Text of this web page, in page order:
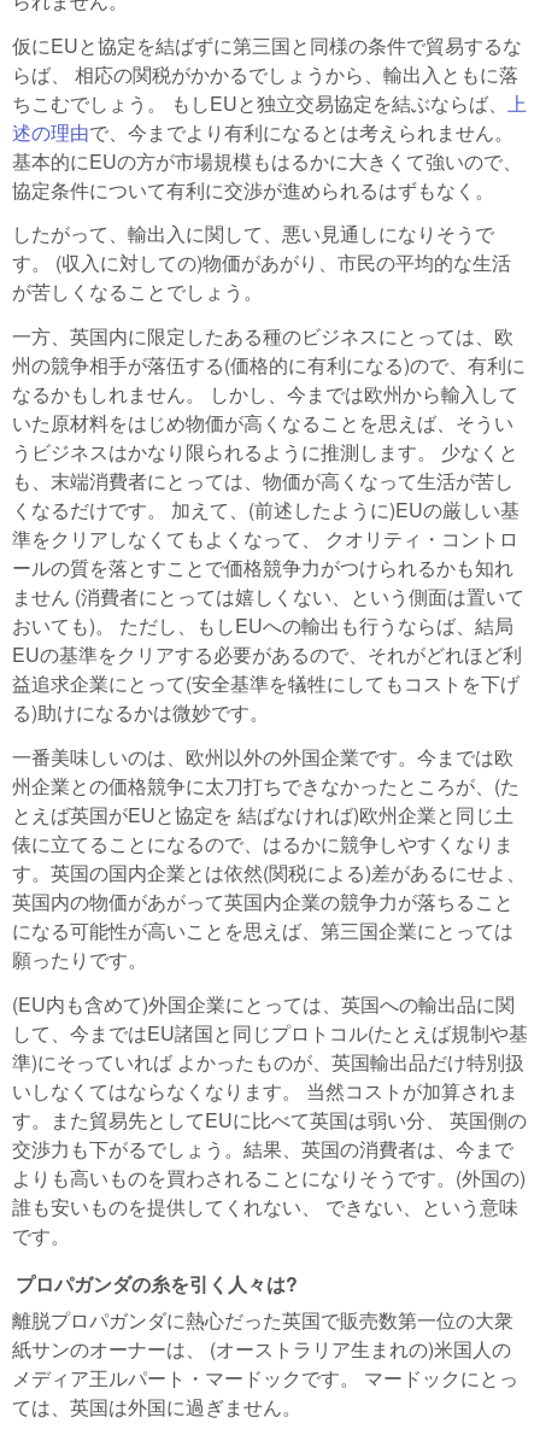
仮にEUと協定を結ばずに第三国と同様の条件で貿易するな
らば、 相応の関税がかかるでしょうから、輸出入ともに落
ちこむでしょう。 もしEUと独立交易協定を結ぶならば、
上
述の理由で、今までより有利になるとは考えられません。
基本的にEUの方が市場規模もはるかに大きくて強いので、
協定条件について有利に交渉が進められるはずもなく。
したがって、輸出入に関して、悪い見通しになりそうで
す。 (収入に対しての)物価があがり、市民の平均的な生活
が苦しくなることでしょう。
一方、英国内に限定したある種のビジネスにとっては、欧
州の競争相手が落伍する(価格的に有利になる)ので、有利に
なるかもしれません。 しかし、今までは欧州から輸入して
いた原材料をはじめ物価が高くなることを思えば、そうい
うビジネスはかなり限られるように推測します。 少なくと
も、末端消費者にとっては、物価が高くなって生活が苦し
くなるだけです。 加えて、(前述したように)EUの厳しい基
準をクリアしなくてもよくなって、 クオリティ・コントロ
ールの質を落とすことで価格競争力がつけられるかも知れ
ません (消費者にとっては嬉しくない、という側面は置いて
おいても)。 ただし、もしEUへの輸出も行うならば、結局
EUの基準をクリアする必要があるので、それがどれほど利
益追求企業にとって(安全基準を犠牲にしてもコストを下げ
る)助けになるかは微妙です。
一番美味しいのは、欧州以外の外国企業です。今までは欧
州企業との価格競争に太刀打ちできなかったところが、(た
とえば英国がEUと協定を 結ばなければ)欧州企業と同じ土
俵に立てることになるので、はるかに競争しやすくなりま
す。英国の国内企業とは依然(関税による)差があるにせよ、
英国内の物価があがって英国内企業の競争力が落ちること
になる可能性が高いことを思えば、第三国企業にとっては
願ったりです。
(EU内も含めて)外国企業にとっては、英国への輸出品に関
して、今まではEU諸国と同じプロトコル(たとえば規制や基
準)にそっていれば よかったものが、英国輸出品だけ特別扱
いしなくてはならなくなります。 当然コストが加算されま
す。また貿易先としてEUに比べて英国は弱い分、 英国側の
交渉力も下がるでしょう。結果、英国の消費者は、今まで
よりも高いものを買わされることになりそうです。(外国の)
誰も安いものを提供してくれない、 できない、という意味
です。
プロパガンダの糸を引く人々は?
離脱プロパガンダに熱心だった英国で販売数第一位の大衆
紙サンのオーナーは、 (オーストラリア生まれの)米国人の
メディア王ルパート・マードックです。 マードックにとっ
ては、英国は外国に過ぎません。